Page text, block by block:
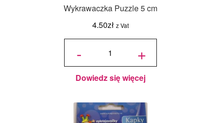
Wykrawaczka Puzzle 5 cm
4.50zł z Vat
-
ilość
Puzzle 5 cm +
Dowiedz się więcej